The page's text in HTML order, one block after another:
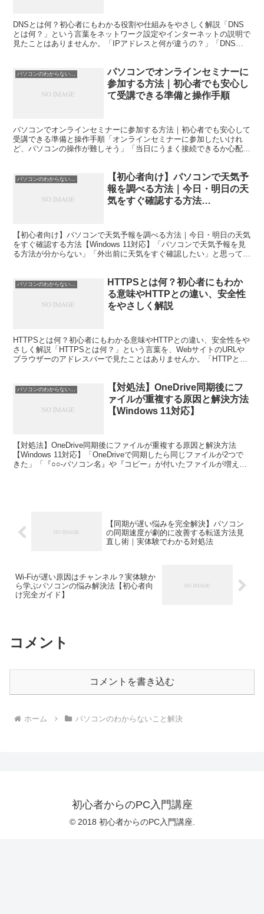
DNSとは何？初心者にもわかる役割や仕組みをやさしく解説「DNS
とは何？」という言葉をネットワーク設定やインターネットの説明で
見たことはありませんか。「IPアドレスと何が違うの？」「DNSエ
パソコンのわからないこと解決
パソコンでオンラインセミナーに
参加する方法｜初心者でも安心し
て受講できる準備と操作手順
パソコンでオンラインセミナーに参加する方法｜初心者でも安心して
受講できる準備と操作手順「オンラインセミナーに参加したいけれ
ど、パソコンの操作が難しそう」「当日にうまく接続できるか心配」
パソコンのわからないこと解決
【初心者向け】パソコンで天気予
報を調べる方法｜今日・明日の天
気をすぐ確認する方法
【初心者向け】パソコンで天気予報を調べる方法｜今日・明日の天気
をすぐ確認する方法【Windows 11対応】「パソコンで天気予報を見
る方法が分からない」「外出前に天気をすぐ確認したい」と思ってい
パソコンのわからないこと解決
HTTPSとは何？初心者にもわか
る意味やHTTPとの違い、安全性
をやさしく解説
HTTPSとは何？初心者にもわかる意味やHTTPとの違い、安全性をや
さしく解説「HTTPSとは何？」という言葉を、WebサイトのURLや
ブラウザーのアドレスバーで見たことはありませんか。「HTTPと何
パソコンのわからないこと解決
【対処法】OneDrive同期後にフ
ァイルが重複する原因と解決方法
【Windows 11対応】
【対処法】OneDrive同期後にファイルが重複する原因と解決方法
【Windows 11対応】「OneDriveで同期したら同じファイルが2つで
きた」「『○○-パソコン名』や『コピー』が付いたファイルが増えて
【同期が遅い悩みを完全解決】パソコン
の同期速度が劇的に改善する転送方法見
直し術｜実体験でわかる対処法
Wi-Fiが遅い原因はチャンネル？実体験か
ら学ぶパソコンの悩み解決法【初心者向
け完全ガイド】
コメント
コメントを書き込む
ホーム パソコンのわからないこと解決
初心者からのPC入門講座
© 2018 初心者からのPC入門講座.